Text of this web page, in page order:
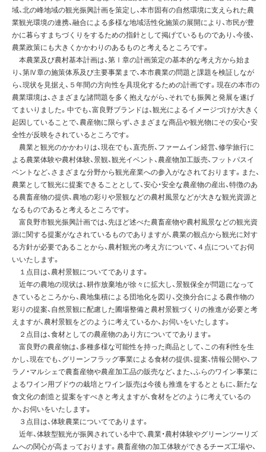
域、北の峰地域の観光振興計画を策定し、本市固有の自然環境に支えられた農
業観光環境の連携、融合による多様な地域活性化施策の展開により、市民が豊
かに暮らすまちづくりをするための指針として掲げているものであり、今後、
農業政策にも大きくかかわりのあるものと考えるところです。
本農業及び農村基本計画は、第Ⅰ章の計画策定の基本的な考え方から始ま
り、第Ⅳ章の施策体系及び主要事業まで、本市農業の問題と課題を検証しなが
ら、現状を見据え、５年間の方向性を具現化するための計画です。現在の本市の
農業環境は、さまざまな諸問題を多く抱えながら、それでも振興と発展を遂げ
てまいりました。中でも、富良野ブランドは、観光によるイメージづけが大きく
起因していることで、農産物に限らず、さまざまな商品や観光物にその安心・安
全性が反映をされているところです。
農業と観光のかかわりは、現在でも、直売所、ファームイン経営、修学旅行に
よる農業体験や農村体験、景観、観光イベント、農産物加工販売、フットパスイ
ベントなど、さまざまな分野から観光産業への参入がなされております。また、
農業として観光に提案できることとして、安心・安全な農産物の産出、特徴のあ
る農畜産物の提供、農地の彩りや景観などの農村風景などが大きな観光資源と
なるものであると考えるところです。
富良野市観光振興計画では、先ほど述べた農畜産物や農村風景などの観光資
源に関する提案がなされているものでありますが、農業の観点から観光に対す
る方針が必要であることから、農村観光の考え方について、４点についてお伺
いいたします。
１点目は、農村景観についてであります。
近年の農地の現状は、耕作放棄地が徐々に拡大し、景観保全が問題になって
きているところから、農地集積による団地化を図り、交換分合による農作物の
彩りの提案、自然景観に配慮した圃場整備と農村景観づくりの推進が必要と考
えますが、農村景観をどのように考えているか、お伺いをいたします。
２点目は、食材としての農産物のあり方についてであります。
富良野の農産物は、多種多様な可能性を持った商品として、この有利性を生
かし、現在でも、グリーンフラッグ事業による食材の提供、提案、情報公開や、フ
ラノ・マルシェで農畜産物や農産加工品の販売など、また、ふらのワイン事業に
よるワイン用ブドウの栽培とワイン販売は今後も推進をするとともに、新たな
食文化の創造と提案をすべきと考えますが、食材をどのように考えているの
か、お伺いをいたします。
３点目は、体験農業についてであります。
近年、体験型観光が振興されている中で、農業・農村体験やグリーンツーリズ
ムへの関心が高まっております。農畜産物の加工体験ができるチーズ工場や、